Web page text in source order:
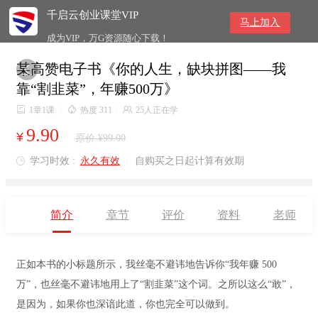
千启云创业课堂VIP
成为VIP，万G资源随心下载！
马上加入

某高赞电子书《你的人生，缺块拼图——我
靠“割韭菜”，年赚500万》
 1章1课  热度 311  25人正在学
¥ 9.90 原价 ¥99.00
 学习时效 : 永久有效 自购买之日起计算有效期
简介 章节 评价 资料 老师
正如本书的小标题所示，我丝毫不避讳地告诉你“我年赚 500
万”，也丝毫不避讳地用上了“割韭菜”这个词。之所以这么“敢”，
是因为，如果你也深谙此道，你也完全可以做到。